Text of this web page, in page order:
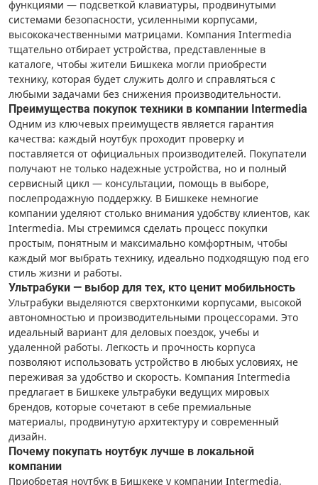
функциями — подсветкой клавиатуры, продвинутыми
системами безопасности, усиленными корпусами,
высококачественными матрицами. Компания Intermedia
тщательно отбирает устройства, представленные в
каталоге, чтобы жители Бишкека могли приобрести
технику, которая будет служить долго и справляться с
любыми задачами без снижения производительности.
Преимущества покупок техники в компании Intermedia
Одним из ключевых преимуществ является гарантия
качества: каждый ноутбук проходит проверку и
поставляется от официальных производителей. Покупатели
получают не только надежные устройства, но и полный
сервисный цикл — консультации, помощь в выборе,
послепродажную поддержку. В Бишкеке немногие
компании уделяют столько внимания удобству клиентов, как
Intermedia. Мы стремимся сделать процесс покупки
простым, понятным и максимально комфортным, чтобы
каждый мог выбрать технику, идеально подходящую под его
стиль жизни и работы.
Ультрабуки — выбор для тех, кто ценит мобильность
Ультрабуки выделяются сверхтонкими корпусами, высокой
автономностью и производительными процессорами. Это
идеальный вариант для деловых поездок, учебы и
удаленной работы. Легкость и прочность корпуса
позволяют использовать устройство в любых условиях, не
переживая за удобство и скорость. Компания Intermedia
предлагает в Бишкеке ультрабуки ведущих мировых
брендов, которые сочетают в себе премиальные
материалы, продвинутую архитектуру и современный
дизайн.
Почему покупать ноутбук лучше в локальной
компании
Приобретая ноутбук в Бишкеке у компании Intermedia,